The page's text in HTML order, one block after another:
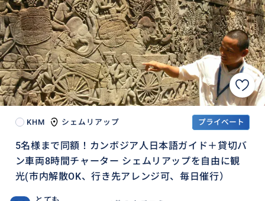
KHM シェムリアップ プライベート
5名様まで同額！カンボジア人日本語ガイド＋貸切バ
ン車両8時間チャーター シェムリアップを自由に観
光(市内解散OK、行き先アレンジ可、毎日催行）